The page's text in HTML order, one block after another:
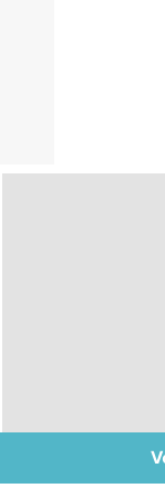
Tout savoir
infections